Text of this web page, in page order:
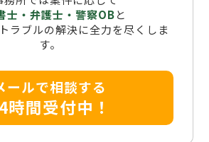
士・弁護士・警察OBと
ラブルの解決に全力を尽くしま
す。
ールで相談する
時間受付中！